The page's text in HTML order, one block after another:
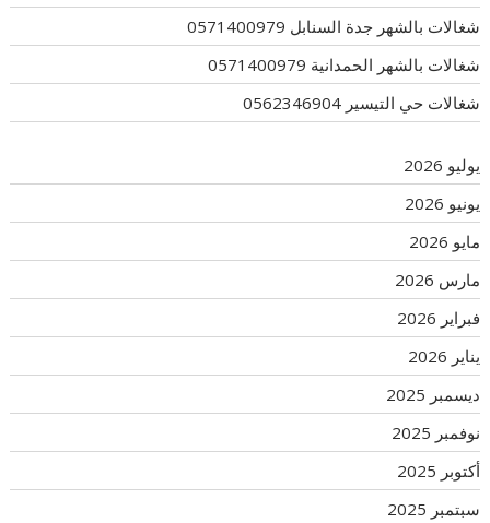
شغالات بالشهر جدة السنابل 0571400979
شغالات بالشهر الحمدانية 0571400979
شغالات حي التيسير 0562346904
يوليو 2026
يونيو 2026
مايو 2026
مارس 2026
فبراير 2026
يناير 2026
ديسمبر 2025
نوفمبر 2025
أكتوبر 2025
سبتمبر 2025